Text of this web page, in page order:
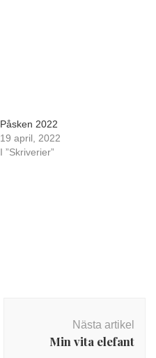
Påsken 2022
19 april, 2022
I ”Skriverier”
Nästa artikel
Min vita elefant